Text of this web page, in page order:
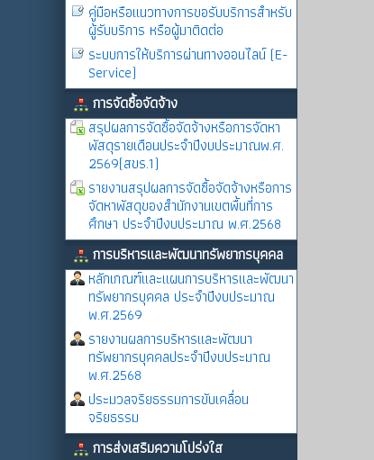
คู่มือหรือแนวทางการขอรับบริการสำหรับ
ผู้รับบริการ หรือผู้มาติดต่อ
ระบบการให้บริการผ่านทางออนไลน์ (E-
Service)
การจัดซื้อจัดจ้าง
สรุปผลการจัดซื้อจัดจ้างหรือการจัดหา
พัสดุรายเดือนประจำปีงบประมาณพ.ศ.
2569(สขร.1)
รายงานสรุปผลการจัดซื้อจัดจ้างหรือการ
จัดหาพัสดุของสำนักงานเขตพื้นที่การ
ศึกษา ประจำปีงบประมาณ พ.ศ.2568
การบริหารและพัฒนาทรัพยากรบุคคล
หลักเกณฑ์และแผนการบริหารและพัฒนา
ทรัพยากรบุคคล ประจำปีงบประมาณ
พ.ศ.2569
รายงานผลการบริหารและพัฒนา
ทรัพยากรบุคคลประจำปีงบประมาณ
พ.ศ.2568
ประมวลจริยธรรมการขับเคลื่อน
จริยธรรม
การส่งเสริมความโปร่งใส